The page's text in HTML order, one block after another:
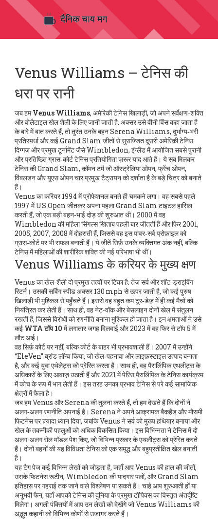
Venus Williams – टेनिस की
धरा पर रानी
जब हमVenus Williams, अमेरिकी टेनिस खिलाड़ी, जो अपने सर्वेक्षण‑शक्ति
और वोलैटाइल खेल शैली के लिए जानी जाती है. अक्सर उसेवीनी विंसकहा जाता है
के बारे में बात करते हैं, तो तुरंत उनके बहनSerena Williams, दुर्भाग्य‑भरी
प्रतिस्पर्धा और कई Grand Slam जीतों से सुसज्जित दूसरी अमेरिकी टेनिस
दिग्गजऔर प्रमुख टूर्नामेंट जैसेWimbledon, इंग्लैंड में आयोजित सबसे पुरानी
और प्रतिष्ठित ग्रास‑कोर्ट टेनिस प्रतियोगिताज़रूर याद आते हैं। ये सब मिलकर
टेनिस कीGrand Slam, कॉमन टर्म जो ऑस्ट्रेलिया ओपन, फ्रेंच ओपन,
विंबलडन और यूएस ओपन चार प्रमुख टैट्रायन को दर्शाता हैके बड़े चित्र को बनाते
हैं।
Venus का करियर 1994 में प्रोफेशनल बनते ही चमकने लगा। वह सबसे पहले
1997 में US Open जीतकर अपना पहला Grand Slam टाइटल हासिल
करती हैं, जो एक बड़ी बहन‑भाई दोड़ की शुरुआत थी। 2000 में वह
Wimbledon की महिला सिंगल्स खिताब पहली बार जीतती हैं और फिर 2001,
2005, 2007, 2008 में दोहराती हैं, जिससे वह इस पावर‑सर्व प्रोफ़ाइल को
ग्रास‑कोर्ट पर भी सफल बनाती हैं। ये जीतें सिर्फ़ उनके व्यक्तिगत अंक नहीं, बल्कि
टेनिस में महिलाओं की शारीरिक शक्ति की नई परिभाषा भी थीं।
Venus Williams के करियर के मुख्य क्षण
Venus का खेल‑शैली दो प्रमुख तत्वों पर टिका है: तेज़ सर्व और शॉट‑ड्राइविंग
रिटर्न। उसकी सर्विंग स्पीड अक्सर 130 mph से ऊपर जाती है, जो कई पुरुष
खिलाड़ी भी मुश्किल से पहुँचते हैं। इससे वह बहुत कम टूर‑डेज़ में ही कई मैचों को
नियंत्रित कर लेती हैं। साथ ही, वह नेट‑वॉक और बेसलाइन दोनों खेल में संतुलन
रखती हैं, जिससे विरोधी को रणनीति बनाना मुश्किल हो जाता है। इन क्षमताओं ने उसे
कई WTA टॉप 10 में लगातार जगह दिलवाई और 2023 में वह फिर से टॉप 5 में
लौट आई।
वह सिर्फ़ कोर्ट पर नहीं, बल्कि कोर्ट के बाहर भी प्रभावशाली हैं। 2007 में उन्होंने
“EleVen” ब्रांड लॉन्च किया, जो खेल‑पहनावा और लाइफ़स्टाइल उत्पाद बनाता
है, और कई युवा एथेलेट्स को प्रेरित करता है। साथ ही, वह पैरालिंपिक एथलीट्स के
अधिकारों के लिए आवाज़ उठाती हैं और 2021 में पेरिस पैरालिंपिक के टेनिस कार्यक्रम
में कोच के रूप में भाग लेती हैं। इस तरह उनका प्रभाव टेनिस से परे कई सामाजिक
क्षेत्रों में फैला है।
जब हम Venus और Serena की तुलना करते हैं, तो हम देखते हैं कि दोनों ने
अलग‑अलग रणनीति अपनाई है। Serena ने अपने आक्रामक बैकहैंड और मौसमी
फिटनेस पर ज़्यादा ध्यान दिया, जबकि Venus ने सर्व को मुख्य हथियार बनाया और
खेल के तकनीकी पहलुओं को अधिक विकसित किया। इस विभिन्नता ने टेनिस में दो
अलग-अलग रोल मॉडल पेश किए, जो विभिन्न प्रकार के एथलीट्स को प्रेरित करते
हैं। दोनों बहनों की यह विविधता टेनिस को एक समृद्ध और बहुप्रतीक्षित खेल बनाती
है।
यह टैग पेज कई विभिन्न लेखों को जोड़ता है, जहाँ आप Venus की हाल की जीतों,
उसके फिटनेस रूटीन, Wimbledon की यादगार पलों, और Grand Slam
इतिहास पर गहराई तक जाने वाले विश्लेषण पा सकते हैं। चाहे आप शुरुआती हों या
अनुभवी फैन, यहाँ आपको टेनिस की दुनिया के प्रमुख टॉपिक्स का विस्तृत अंतर्दृष्टि
मिलेगा। अगली पंक्तियों में आप उन लेखों को देखेंगे जो Venus Williams की
अद्भुत कहानी को विभिन्न कोणों से उजागर करते हैं।